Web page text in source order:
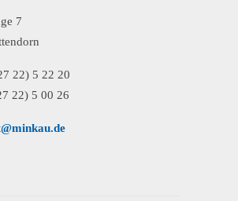
7
22) 5 22 20
22) 5 00 26